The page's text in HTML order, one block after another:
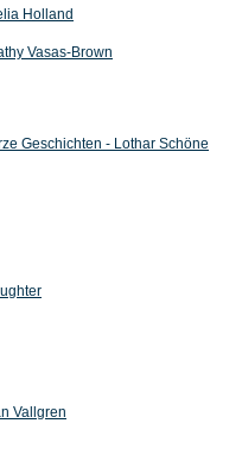
Holland
Vasas-Brown
Geschichten - Lothar Schöne
Vallgren